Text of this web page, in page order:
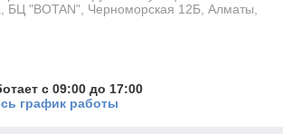
БЦ "BOTAN", Черноморская 12Б, Алматы,
с 09:00 до 17:00
график работы